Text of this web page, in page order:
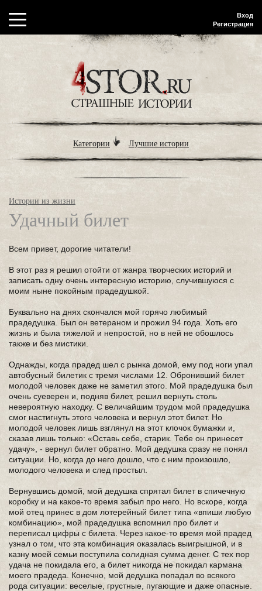
Вход
Регистрация
Категории Лучшие истории
Истории из жизни
Удачный билет
Всем привет, дорогие читатели!
В этот раз я решил отойти от жанра творческих историй и
записать одну очень интересную историю, случившуюся с
моим ныне покойным прадедушкой.
Буквально на днях скончался мой горячо любимый
прадедушка. Был он ветераном и прожил 94 года. Хоть его
жизнь и была тяжелой и непростой, но в ней не обошлось
также и без мистики.
Однажды, когда прадед шел с рынка домой, ему под ноги упал
автобусный билетик с тремя числами 12. Обронивший билет
молодой человек даже не заметил этого. Мой прадедушка был
очень суеверен и, подняв билет, решил вернуть столь
невероятную находку. С величайшим трудом мой прадедушка
смог настигнуть этого человека и вернул этот билет. Но
молодой человек лишь взглянул на этот клочок бумажки и,
сказав лишь только: «Оставь себе, старик. Тебе он принесет
удачу», - вернул билет обратно. Мой дедушка сразу не понял
ситуации. Но, когда до него дошло, что с ним произошло,
молодого человека и след простыл.
Вернувшись домой, мой дедушка спрятал билет в спичечную
коробку и на какое-то время забыл про него. Но вскоре, когда
мой отец принес в дом лотерейный билет типа «впиши любую
комбинацию», мой прадедушка вспомнил про билет и
переписал цифры с билета. Через какое-то время мой прадед
узнал о том, что эта комбинация оказалась выигрышной, и в
казну моей семьи поступила солидная сумма денег. С тех пор
удача не покидала его, а билет никогда не покидал кармана
моего прадеда. Конечно, мой дедушка попадал во всякого
рода ситуации: веселые, грустные, пугающие и даже опасные.